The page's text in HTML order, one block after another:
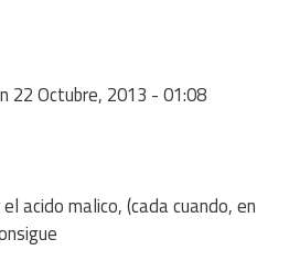
22 Octubre, 2013 - 01:08
acido malico, (cada cuando, en